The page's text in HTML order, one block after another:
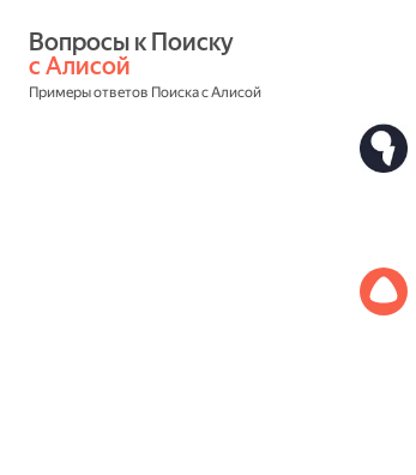
с Алисой
Примеры ответов Поиска с Алисой